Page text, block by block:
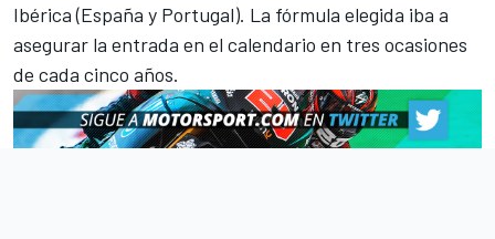
Ibérica (España y Portugal). La fórmula elegida iba a
asegurar la entrada en el calendario en tres ocasiones
de cada cinco años.